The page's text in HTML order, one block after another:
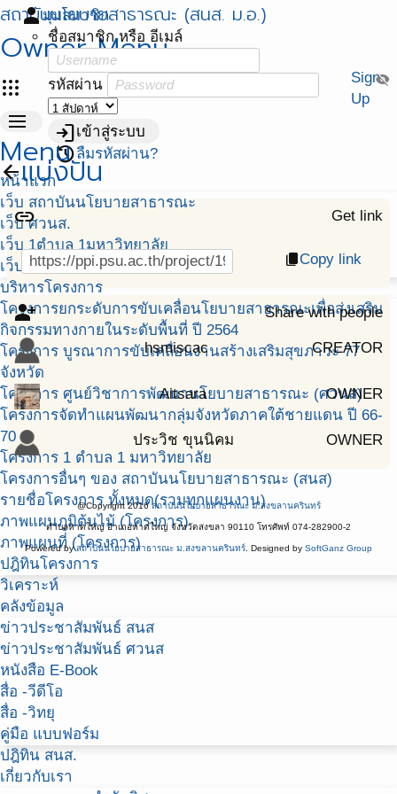
สถาบันนโยบายสาธารณะ (สนส. ม.อ.)
Owner Menu
apps
personมุมสมาชิก
ชื่อสมาชิก หรือ อีเมล์
รหัสผ่าน visibility_off
loginเข้าสู่ระบบ
restoreลืมรหัสผ่าน?
Sign
Up
menu
Menu
หน้าแรก
เว็บ สถาบันนโยบายสาธารณะ
เว็บ ศวนส.
เว็บ 1ตำบล 1มหาวิทยาลัย
เว็บ พัฒนาศักยภาพฯ สสส.
บริหารโครงการ
โครงการยกระดับการขับเคลื่อนโยบายสาธารณะเพื่อส่งเสริม
กิจกรรมทางกายในระดับพื้นที่ ปี 2564
โครงการ บูรณาการขับเคลื่อนงานสร้างเสริมสุขภาวะ 77
จังหวัด
โครงการ ศูนย์วิชาการพัฒนานโยบายสาธารณะ (ศวนส)
โครงการจัดทำแผนพัฒนากลุ่มจังหวัดภาคใต้ชายแดน ปี 66-
70
โครงการ 1 ตำบล 1 มหาวิทยาลัย
โครงการอื่นๆ ของ สถาบันนโยบายสาธารณะ (สนส)
รายชื่อโครงการ ทั้งหมด(รวมทุกแผนงาน)
ภาพแผนภูมิต้นไม้ (โครงการ)
ภาพแผนที่ (โครงการ)
ปฎิทินโครงการ
วิเคราะห์
คลังข้อมูล
ข่าวประชาสัมพันธ์ สนส
ข่าวประชาสัมพันธ์ ศวนส
หนังสือ E-Book
สื่อ -วีดีโอ
สื่อ -วิทยุ
คู่มือ แบบฟอร์ม
ปฎิทิน สนส.
เกี่ยวกับเรา
arrow_backแบ่งปัน
link Get link
content_copyCopy link
person_add_alt Share with people
hsmiscac CREATOR
Aitsara OWNER
ประวิช ขุนนิคม OWNER
@Copyright 2016สถาบันนโยบายสาธารณะ ม.สงขลานครินทร์
ตำบลหาดใหญ่ อำเภอหาดใหญ่ จังหวัดสงขลา 90110 โทรศัพท์ 074-282900-2
Powered byสถาบันนโยบายสาธารณะ ม.สงขลานครินทร์ . Designed by SoftGanz Group